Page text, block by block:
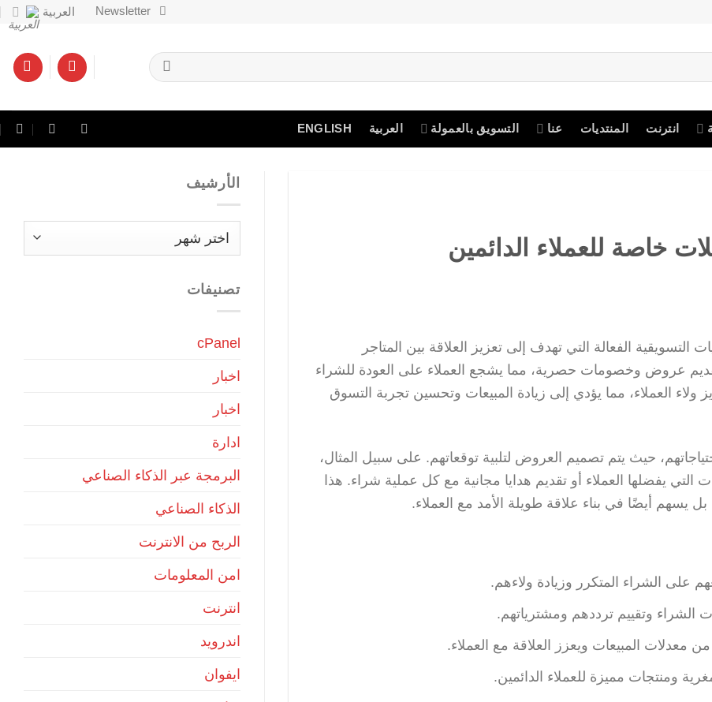
Newsletter العربية
انترنت المنتديات عنا التسويق بالعمولة العربية ENGLISH
خاصة للعملاء الدائمين
التسويقية الفعالة التي تهدف إلى تعزيز العلاقة بين المتاجر
تقديم عروض وخصومات حصرية، مما يشجع العملاء على العودة للشراء
العملاء، مما يؤدي إلى زيادة المبيعات وتحسين تجربة التسوق
حيث يتم تصميم العروض لتلبية توقعاتهم. على سبيل المثال،
يفضلها العملاء أو تقديم هدايا مجانية مع كل عملية شراء. هذا
يسهم أيضًا في بناء علاقة طويلة الأمد مع العملاء.
على الشراء المتكرر وزيادة ولاءهم.
الشراء وتقييم ترددهم ومشترياتهم.
معدلات المبيعات ويعزز العلاقة مع العملاء.
ومنتجات مميزة للعملاء الدائمين.
الأرشيف
الأرشيف
تصنيفات
cPanel
اخبار
اخبار
ادارة
البرمجة عبر الذكاء الصناعي
الذكاء الصناعي
الربح من الانترنت
امن المعلومات
انترنت
اندرويد
ايفوان